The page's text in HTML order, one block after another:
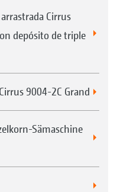
Cirrus
depósito de triple
9004-2C Grand
Sämaschine